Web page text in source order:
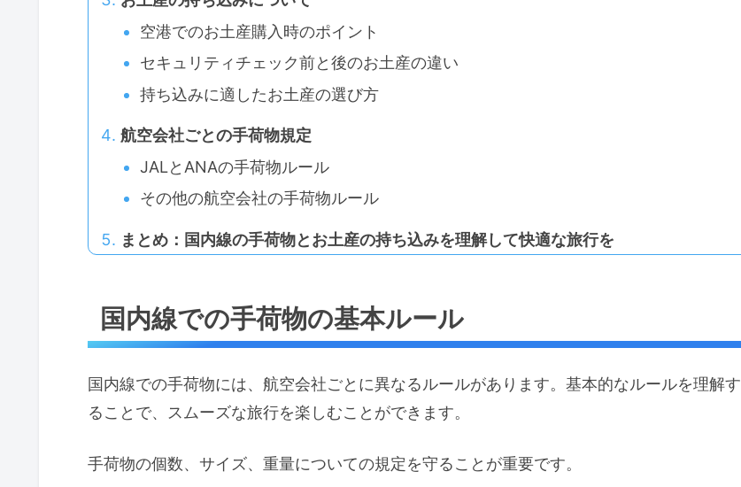
空港でのお土産購入時のポイント
セキュリティチェック前と後のお土産の違い
持ち込みに適したお土産の選び方
航空会社ごとの手荷物規定
JALとANAの手荷物ルール
その他の航空会社の手荷物ルール
まとめ：国内線の手荷物とお土産の持ち込みを理解して快適な旅行を
国内線での手荷物の基本ルール
国内線での手荷物には、航空会社ごとに異なるルールがあります。基本的なルールを理解す
ることで、スムーズな旅行を楽しむことができます。
手荷物の個数、サイズ、重量についての規定を守ることが重要です。